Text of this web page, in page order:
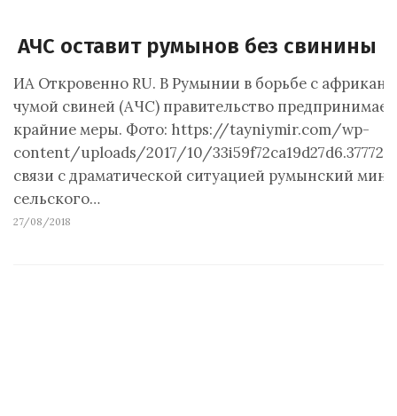
АЧС оставит румынов без свинины
ИА Откровенно RU. В Румынии в борьбе с
чумой свиней (АЧС) правительство предпринимает
крайние меры. Фото: https://tayniymir.com/wp-
content/uploads/2017/10/
связи с драматической ситуацией румынский
сельского…
27/08/2018